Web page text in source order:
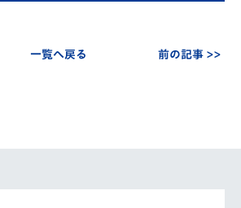
一覧へ戻る 前の記事 >>